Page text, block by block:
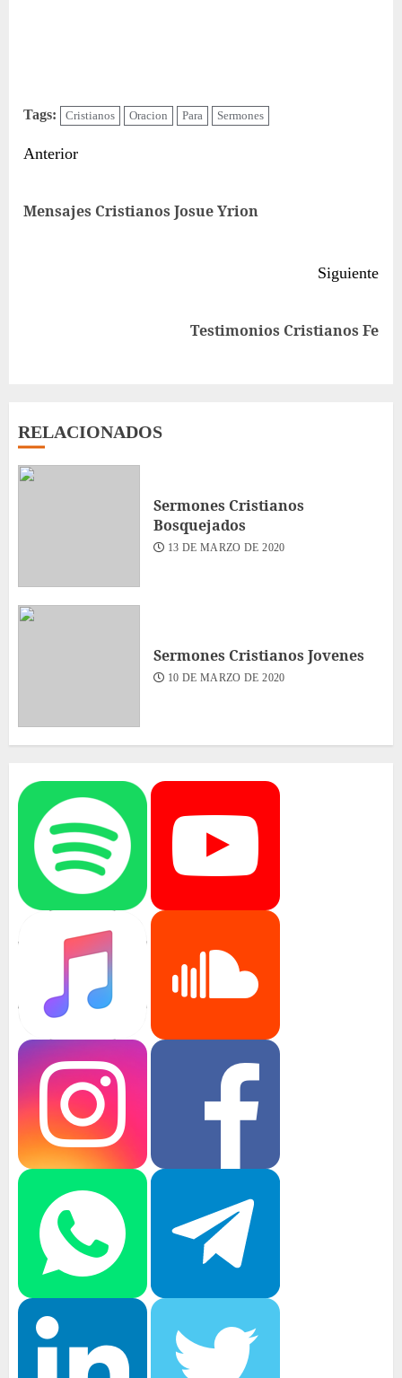
Tags: Cristianos Oracion Para Sermones
Sigue
Anterior
Mensajes Cristianos Josue Yrion
Siguiente
Testimonios Cristianos Fe
RELACIONADOS
Sermones Cristianos
Bosquejados
13 DE MARZO DE 2020
Sermones Cristianos Jovenes
10 DE MARZO DE 2020